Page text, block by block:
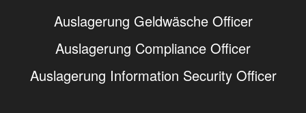
Auslagerung Geldwäsche Officer
Auslagerung Compliance Officer
Auslagerung Information Security Officer